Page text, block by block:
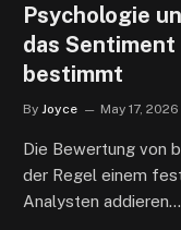
Psychologie
das Sentiment
bestimmt
By Joyce May 17, 2026
Die Bewertung von
der Regel einem
Analysten addieren…